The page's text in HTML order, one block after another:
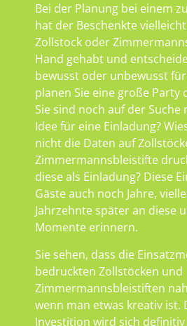
Bei der Planung bei einem
hat der Beschenkte
Zollstock oder
Hand gehabt und
bewusst oder unbewusst
planen Sie eine große Party
Sie sind noch auf der
Idee für eine Einladung?
nicht die Daten auf
Zimmermannsbleistifte
diese als Einladung? Diese
Gäste auch noch Jahre,
Jahrzehnte später an diese
Momente erinnern.
Sie sehen, dass die
bedruckten Zollstöcken und
Zimmermannsbleistiften
wenn man etwas kreativ ist.
Investition wird sich